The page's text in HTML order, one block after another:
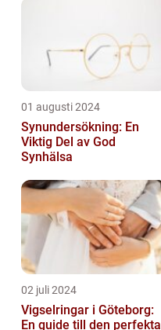
01 augusti 2024
Synundersökning: En
Viktig Del av God
Synhälsa
02 juli 2024
Vigselringar i Göteborg:
En guide till den perfekta